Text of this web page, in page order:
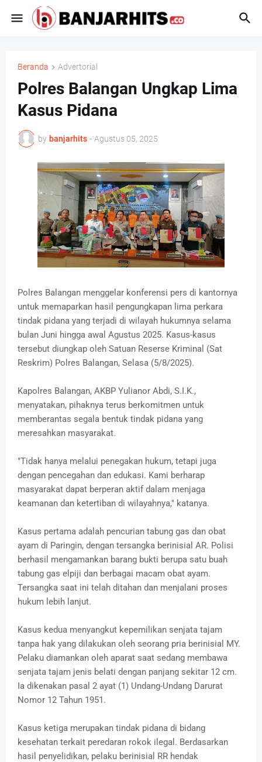
Beranda Advertorial
Polres Balangan Ungkap Lima
Kasus Pidana
by banjarhits - Agustus 05, 2025
Polres Balangan menggelar konferensi pers di kantornya
untuk memaparkan hasil pengungkapan lima perkara
tindak pidana yang terjadi di wilayah hukumnya selama
bulan Juni hingga awal Agustus 2025. Kasus-kasus
tersebut diungkap oleh Satuan Reserse Kriminal (Sat
Reskrim) Polres Balangan, Selasa (5/8/2025).
Kapolres Balangan, AKBP Yulianor Abdi, S.I.K.,
menyatakan, pihaknya terus berkomitmen untuk
memberantas segala bentuk tindak pidana yang
meresahkan masyarakat.
"Tidak hanya melalui penegakan hukum, tetapi juga
dengan pencegahan dan edukasi. Kami berharap
masyarakat dapat berperan aktif dalam menjaga
keamanan dan ketertiban di wilayahnya," katanya.
Kasus pertama adalah pencurian tabung gas dan obat
ayam di Paringin, dengan tersangka berinisial AR. Polisi
berhasil mengamankan barang bukti berupa satu buah
tabung gas elpiji dan berbagai macam obat ayam.
Tersangka saat ini telah ditahan dan menjalani proses
hukum lebih lanjut.
Kasus kedua menyangkut kepemilikan senjata tajam
tanpa hak yang dilakukan oleh seorang pria berinisial MY.
Pelaku diamankan oleh aparat saat sedang membawa
senjata tajam jenis belati dengan panjang sekitar 12 cm.
Ia dikenakan pasal 2 ayat (1) Undang-Undang Darurat
Nomor 12 Tahun 1951.
Kasus ketiga merupakan tindak pidana di bidang
kesehatan terkait peredaran rokok ilegal. Berdasarkan
hasil penyelidikan, pelaku berinisial RR hendak